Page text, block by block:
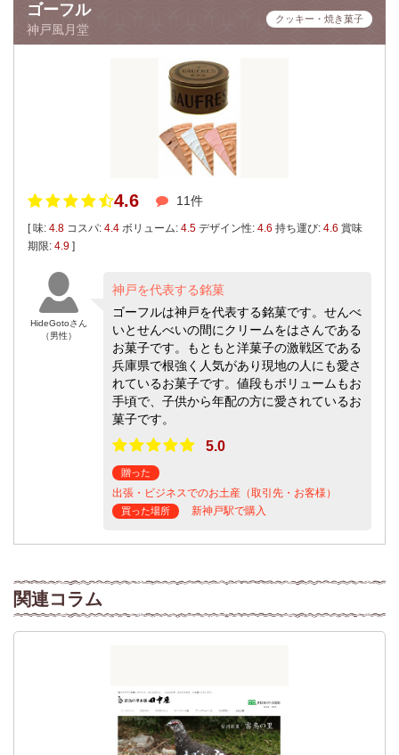
ゴーフル
神戸風月堂
クッキー・焼き菓子
4.6 11件
[ 味: 4.8 コスパ: 4.4 ボリューム: 4.5 デザイン性: 4.6 持ち運び: 4.6 賞味
期限: 4.9 ]
HideGotoさん
（男性）
神戸を代表する銘菓
ゴーフルは神戸を代表する銘菓です。せんべ
いとせんべいの間にクリームをはさんである
お菓子です。もともと洋菓子の激戦区である
兵庫県で根強く人気があり現地の人にも愛さ
れているお菓子です。値段もボリュームもお
手頃で、子供から年配の方に愛されているお
菓子です。
5.0
贈った
出張・ビジネスでのお土産（取引先・お客様）
買った場所 新神戸駅で購入
関連コラム